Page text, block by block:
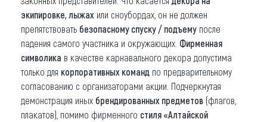
экипировке, лыжах или сноубордах, он не должен
препятствовать безопасному спуску / подъему после
падения самого участника и окружающих. Фирменная
символика в качестве карнавального декора допустима
только для корпоративных команд по предварительному
согласованию с организаторами акции. Подчеркнутая
демонстрация иных брендированных предметов (флагов,
плакатов), помимо фирменного стиля «Алтайской